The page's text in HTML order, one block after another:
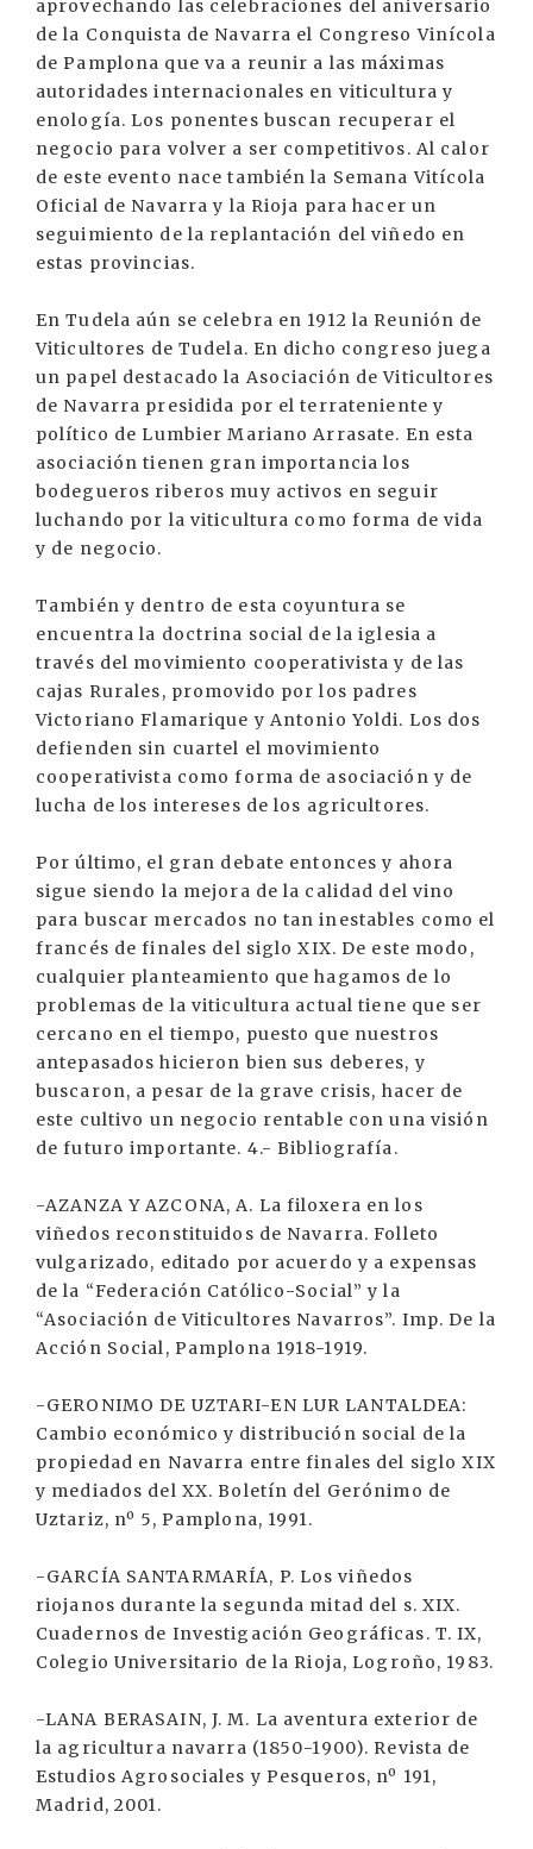
aprovechando las celebraciones del aniversario
de la Conquista de Navarra el Congreso Vinícola
de Pamplona que va a reunir a las máximas
autoridades internacionales en viticultura y
enología. Los ponentes buscan recuperar el
negocio para volver a ser competitivos. Al calor
de este evento nace también la Semana Vitícola
Oficial de Navarra y la Rioja para hacer un
seguimiento de la replantación del viñedo en
estas provincias.
En Tudela aún se celebra en 1912 la Reunión de
Viticultores de Tudela. En dicho congreso juega
un papel destacado la Asociación de Viticultores
de Navarra presidida por el terrateniente y
político de Lumbier Mariano Arrasate. En esta
asociación tienen gran importancia los
bodegueros riberos muy activos en seguir
luchando por la viticultura como forma de vida
y de negocio.
También y dentro de esta coyuntura se
encuentra la doctrina social de la iglesia a
través del movimiento cooperativista y de las
cajas Rurales, promovido por los padres
Victoriano Flamarique y Antonio Yoldi. Los dos
defienden sin cuartel el movimiento
cooperativista como forma de asociación y de
lucha de los intereses de los agricultores.
Por último, el gran debate entonces y ahora
sigue siendo la mejora de la calidad del vino
para buscar mercados no tan inestables como el
francés de finales del siglo XIX. De este modo,
cualquier planteamiento que hagamos de lo
problemas de la viticultura actual tiene que ser
cercano en el tiempo, puesto que nuestros
antepasados hicieron bien sus deberes, y
buscaron, a pesar de la grave crisis, hacer de
este cultivo un negocio rentable con una visión
de futuro importante. 4.- Bibliografía.
-AZANZA Y AZCONA, A. La filoxera en los
viñedos reconstituidos de Navarra. Folleto
vulgarizado, editado por acuerdo y a expensas
de la “Federación Católico-Social” y la
“Asociación de Viticultores Navarros”. Imp. De la
Acción Social, Pamplona 1918-1919.
-GERONIMO DE UZTARI-EN LUR LANTALDEA:
Cambio económico y distribución social de la
propiedad en Navarra entre finales del siglo XIX
y mediados del XX. Boletín del Gerónimo de
Uztariz, nº 5, Pamplona, 1991.
-GARCÍA SANTARMARÍA, P. Los viñedos
riojanos durante la segunda mitad del s. XIX.
Cuadernos de Investigación Geográficas. T. IX,
Colegio Universitario de la Rioja, Logroño, 1983.
-LANA BERASAIN, J. M. La aventura exterior de
la agricultura navarra (1850-1900). Revista de
Estudios Agrosociales y Pesqueros, nº 191,
Madrid, 2001.